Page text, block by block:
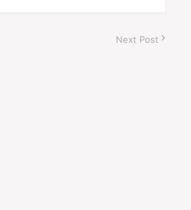
Next Post